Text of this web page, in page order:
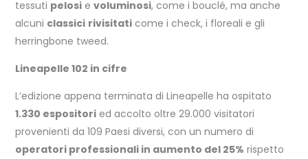
tessuti pelosie voluminosi, come i bouclé, ma anche
alcuni classici rivisitaticome i check, i floreali e gli
herringbone tweed.
Lineapelle 102 in cifre
L’edizione appena terminata di Lineapelle ha ospitato
1.330 espositoried accolto oltre 29.000 visitatori
provenienti da 109 Paesi diversi, con un numero di
operatori professionali in aumento del 25% rispetto